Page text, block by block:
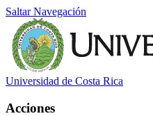
Saltar Navegación
Universidad de Costa Rica
Acciones